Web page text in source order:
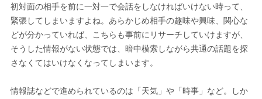
初対面の相手を前に一対一で会話をしなければいけない時って、
緊張してしまいますよね。あらかじめ相手の趣味や興味、関心な
どが分かっていれば、こちらも事前にリサーチしていけますが、
そうした情報がない状態では、暗中模索しながら共通の話題を探
さなくてはいけなくなってしまいます。
情報誌などで進められているのは「天気」や「時事」など。しか